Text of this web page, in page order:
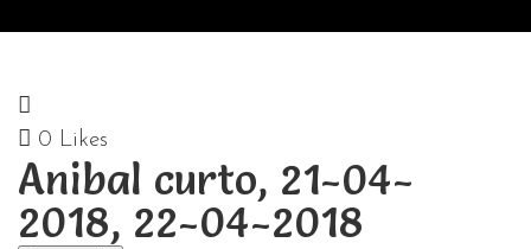
0 Likes
Anibal curto, 21-04-
2018, 22-04-2018